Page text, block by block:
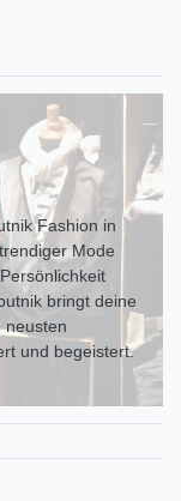
Fashion in
Mode
bringt deine
neusten
und begeistert.